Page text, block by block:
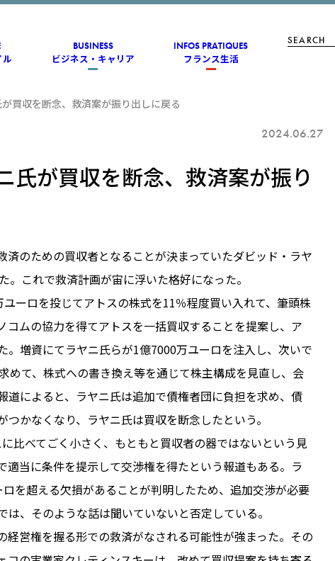
ル
BUSINESS
ビジネス・キャリア
INFOS PRATIQUES
フランス生活
カー
#トリビア
機関
プリ
PARIS 14℃ / 12℃
FR 23:59 ／ JP 06:59
1€＝182.37円
エトワとは
お問い合わせ
広告掲載
サイトポリシー
買収を断念、救済案が振り出しに戻る
2024.06.27
氏が買収を断念、救済案が振り
のための買収者となることが決まっていたダビッド・ラヤ
これで救済計画が宙に浮いた格好になった。
ーロを投じてアトスの株式を11％程度買い入れて、筆頭株
ムの協力を得てアトスを一括買収することを提案し、ア
。増資にてラヤニ氏らが1億7000万ユーロを注入し、次いで
めて、株式への書き換え等を通じて株主構成を見直し、会
によると、ラヤニ氏は追加で債権者団に負担を求め、債
かなくなり、ラヤニ氏は買収を断念したという。
比べてごく小さく、もともと買収者の器ではないという見
当に条件を提示して交渉権を得たという報道もある。ラ
を超える欠損があることが判明したため、追加交渉が必要
、そのような話は聞いていないと否定している。
経営権を握る形での救済がなされる可能性が強まった。その